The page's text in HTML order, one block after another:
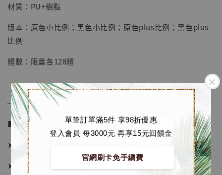
單筆訂單滿5件 享98折優惠
登入會員 每3000元 再享15元回饋金
官網刷卡免手續費
材質：PU+樹脂
版本：原色小比例；黑色小比例；原色plus比例；黑色plus
比例
體數：限量各128體
──────────────
■ 販售資訊 (NT$)：
➤ 小比例價格 2680元 (訂金1880)
➤ plus版價格 3980元 (訂金2480)